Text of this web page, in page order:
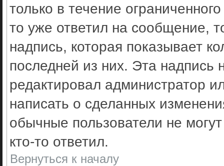
только в течение
то уже ответил на сообщение,
надпись, которая показывает
последней из них. Эта надпись
редактировал администратор
написать о сделанных
обычные пользователи не
кто-то ответил.
Вернуться к началу